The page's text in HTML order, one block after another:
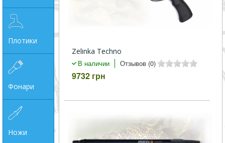
Плотики
Фонари
Ножи
Zelinka Techno
В наличии
Отзывов (0)
9732 грн